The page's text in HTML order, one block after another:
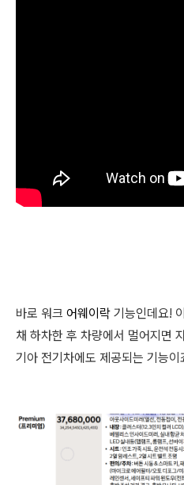
바로 워크 어웨이락 기능인데요!
채 하차한 후 차량에서 멀어지면
기아 전기차에도 제공되는 기능이